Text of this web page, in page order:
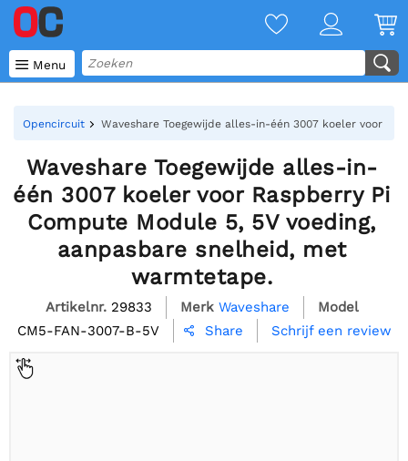
 Menu
Opencircuit Waveshare Toegewijde alles-in-één 3007 koeler voor
Waveshare Toegewijde alles-in-
één 3007 koeler voor Raspberry Pi
Compute Module 5, 5V voeding,
aanpasbare snelheid, met
warmtetape.
Artikelnr. 29833 Merk Waveshare
Model
CM5-FAN-3007-B-5V
 Share Schrijf een review